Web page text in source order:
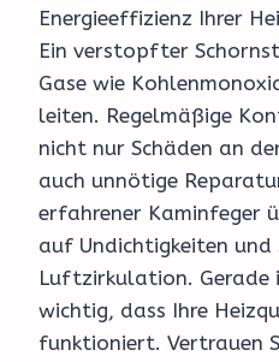
Energieeffizienz Ihrer
Ein verstopfter
Gase wie
leiten. Regelmäßige
nicht nur Schäden an
auch unnötige
erfahrener Kaminfeger
auf Undichtigkeiten
Luftzirkulation. Gerade
wichtig, dass Ihre
funktioniert. Vertrauen